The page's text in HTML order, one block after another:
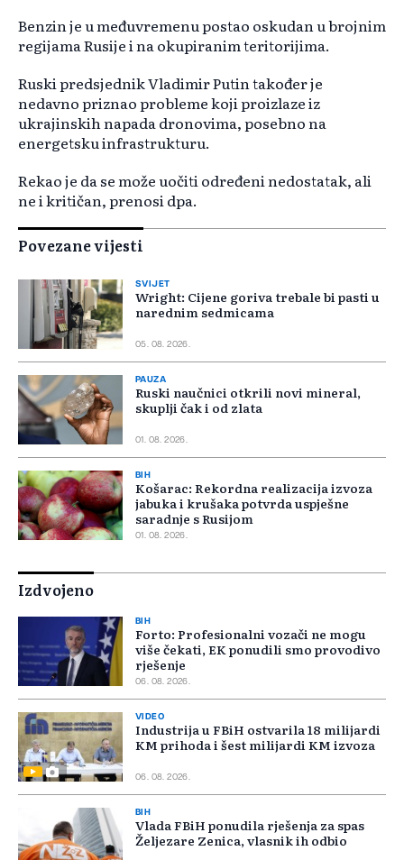
Benzin je u međuvremenu postao oskudan u brojnim
regijama Rusije i na okupiranim teritorijima.
Ruski predsjednik Vladimir Putin također je
nedavno priznao probleme koji proizlaze iz
ukrajinskih napada dronovima, posebno na
energetsku infrastrukturu.
Rekao je da se može uočiti određeni nedostatak, ali
ne i kritičan, prenosi dpa.
Povezane vijesti
SVIJET
Wright: Cijene goriva trebale bi pasti u
narednim sedmicama
05. 08. 2026.
PAUZA
Ruski naučnici otkrili novi mineral,
skuplji čak i od zlata
01. 08. 2026.
BIH
Košarac: Rekordna realizacija izvoza
jabuka i krušaka potvrda uspješne
saradnje s Rusijom
01. 08. 2026.
Izdvojeno
BIH
Forto: Profesionalni vozači ne mogu
više čekati, EK ponudili smo provodivo
rješenje
06. 08. 2026.
VIDEO
Industrija u FBiH ostvarila 18 milijardi
KM prihoda i šest milijardi KM izvoza
06. 08. 2026.
BIH
Vlada FBiH ponudila rješenja za spas
Željezare Zenica, vlasnik ih odbio